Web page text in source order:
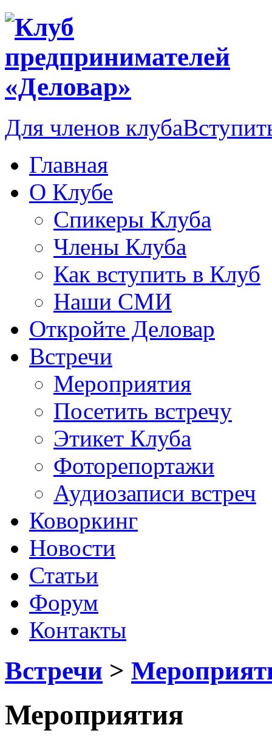
Для членов клуба
Главная
О Клубе
Спикеры Клуба
Члены Клуба
Как вступить в Клуб
Наши СМИ
Откройте Деловар
Встречи
Мероприятия
Посетить встречу
Этикет Клуба
Фоторепортажи
Аудиозаписи встреч
Коворкинг
Новости
Статьи
Форум
Контакты
Встречи >
Мероприятия